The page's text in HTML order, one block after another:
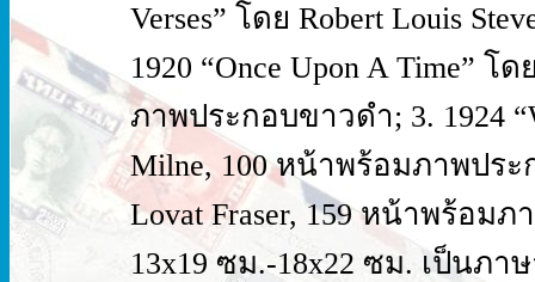
Verses” โดย Robert Louis
1920 “Once Upon A Time”
ภาพประกอบขาวดำ; 3. 1924
Milne, 100 หน้าพร้อมภาพประ
Lovat Fraser, 159 หน้าพร้อ
13x19 ซม.-18x22 ซม. เป็นภ